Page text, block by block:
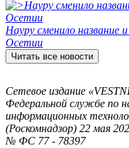
Науру сменило
Осетии
Читать все новости
Сетевое издание
Федеральной службе по
информационных
(Роскомнадзор) 22 мая
№ ФС 77 - 78397